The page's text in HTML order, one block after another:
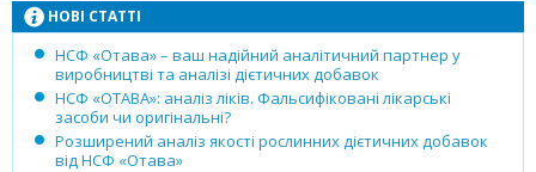
НОВІ СТАТТІ
НСФ «Отава» – ваш надійний аналітичний партнер у
виробництві та аналізі дієтичних добавок
НСФ «ОТАВА»: аналіз ліків. Фальсифіковані лікарські
засоби чи оригінальні?
Розширений аналіз якості рослинних дієтичних добавок
від НСФ «Отава»